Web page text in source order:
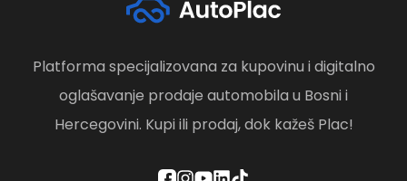
Platforma specijalizovana za kupovinu i digitalno
oglašavanje prodaje automobila u Bosni i
Hercegovini. Kupi ili prodaj, dok kažeš Plac!